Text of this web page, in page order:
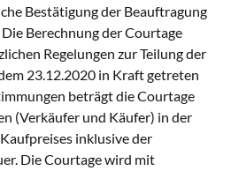
Bestätigung der Beauftragung
Berechnung der Courtage
Regelungen zur Teilung der
23.12.2020 in Kraft getreten
beträgt die Courtage
(Verkäufer und Käufer) in der
inklusive der
Die Courtage wird mit